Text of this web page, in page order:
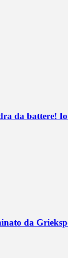
da battere!
da